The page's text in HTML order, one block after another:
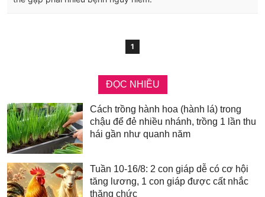
1
ĐỌC NHIỀU
Cách trồng hành hoa (hành lá) trong
chậu để đẻ nhiều nhánh, trồng 1 lần thu
hái gần như quanh năm
Tuần 10-16/8: 2 con giáp dễ có cơ hội
tăng lương, 1 con giáp được cất nhắc
thăng chức